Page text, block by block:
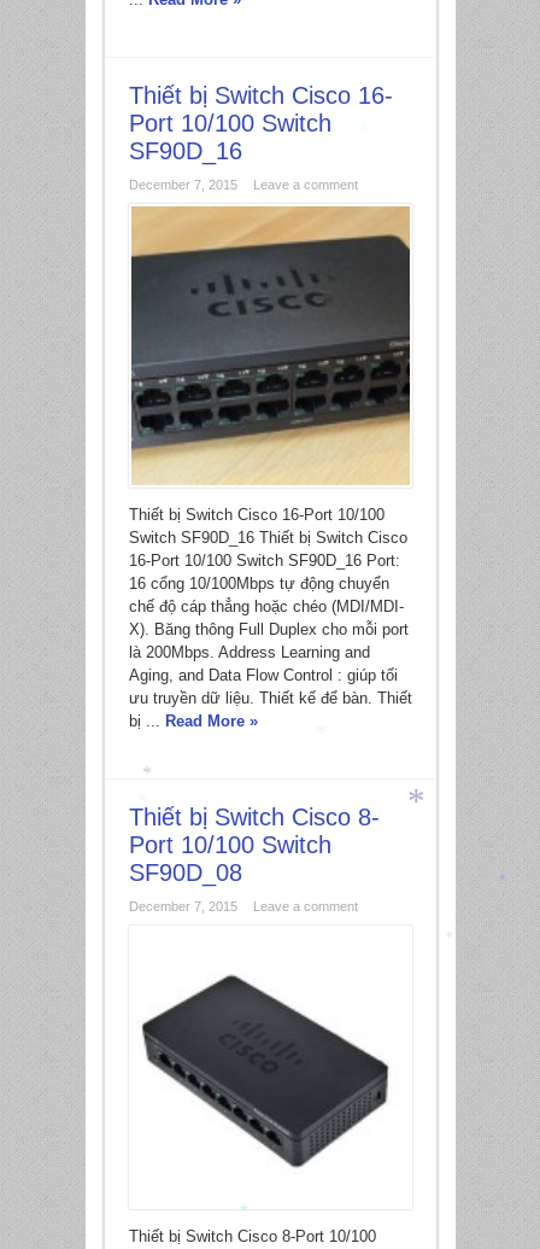
Thiết bị Switch Cisco 16-
Port 10/100 Switch
SF90D_16
December 7, 2015 Leave a comment
Thiết bị Switch Cisco 16-Port 10/100
Switch SF90D_16 Thiết bị Switch Cisco
16-Port 10/100 Switch SF90D_16 Port:
16 cổng 10/100Mbps tự động chuyển
chế độ cáp thẳng hoặc chéo (MDI/MDI-
X). Băng thông Full Duplex cho mỗi port
là 200Mbps. Address Learning and
Aging, and Data Flow Control : giúp tối
ưu truyền dữ liệu. Thiết kế để bàn. Thiết
bị ... Read More »
Thiết bị Switch Cisco 8-
Port 10/100 Switch
SF90D_08
December 7, 2015 Leave a comment
Thiết bị Switch Cisco 8-Port 10/100
*
*
*
*